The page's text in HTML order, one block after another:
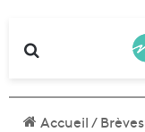
Accueil/Brèves